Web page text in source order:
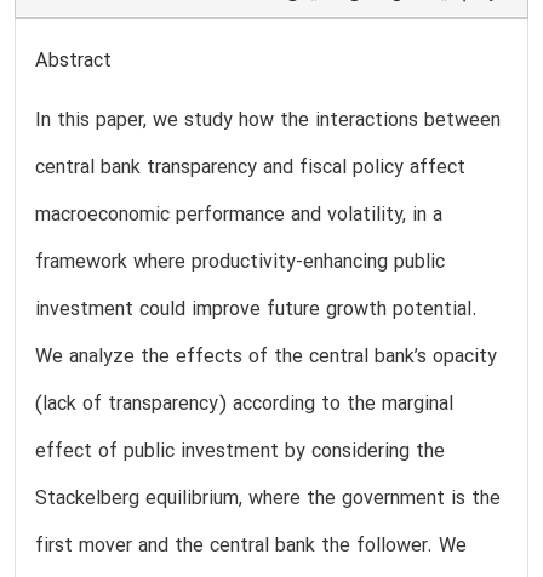
Abstract
In this paper, we study how the interactions between
central bank transparency and fiscal policy affect
macroeconomic performance and volatility, in a
framework where productivity-enhancing public
investment could improve future growth potential.
We analyze the effects of the central bank’s opacity
(lack of transparency) according to the marginal
effect of public investment by considering the
Stackelberg equilibrium, where the government is the
first mover and the central bank the follower. We